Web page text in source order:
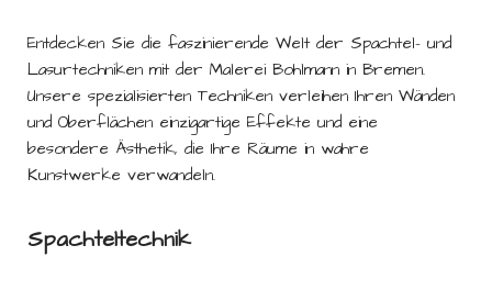
Entdecken Sie die faszinierende Welt der Spachtel- und
Lasurtechniken mit der Malerei Bohlmann in Bremen.
Unsere spezialisierten Techniken verleihen Ihren Wänden
und Oberflächen einzigartige Effekte und eine
besondere Ästhetik, die Ihre Räume in wahre
Kunstwerke verwandeln.
Spachteltechnik